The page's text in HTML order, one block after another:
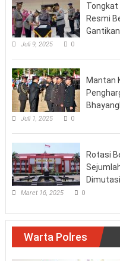
Tongkat
Resmi
Juli 9, 2025 0
Mantan
Juli 1, 2025 0
Rotasi
Dimutasi
Maret 16, 2025 0
Warta Polres